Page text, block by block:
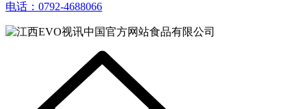
电话：0792-4688066